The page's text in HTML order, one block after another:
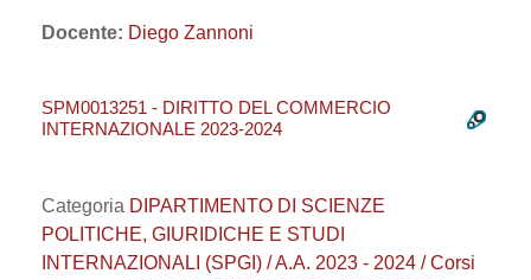
Docente: Diego Zannoni
SPM0013251 - DIRITTO DEL COMMERCIO
INTERNAZIONALE 2023-2024
Categoria DIPARTIMENTO DI SCIENZE
POLITICHE, GIURIDICHE E STUDI
INTERNAZIONALI (SPGI) / A.A. 2023 - 2024 / Corsi